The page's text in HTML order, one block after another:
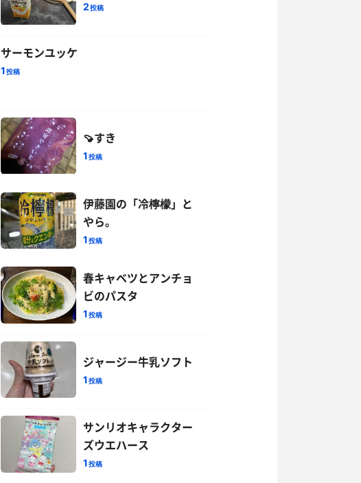
2投稿
サーモンユッケ
1投稿
🍠すき
1投稿
伊藤園の「冷檸檬」と
やら。
1投稿
春キャベツとアンチョ
ビのパスタ
1投稿
ジャージー牛乳ソフト
1投稿
サンリオキャラクター
ズウエハース
1投稿